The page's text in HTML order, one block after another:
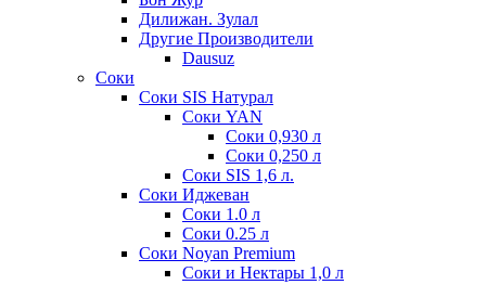
Дилижан. Зулал
Другие Производители
Dausuz
Соки
Соки SIS Натурал
Соки YAN
Соки 0,930 л
Соки 0,250 л
Соки SIS 1,6 л.
Соки Иджеван
Соки 1.0 л
Соки 0.25 л
Соки Noyan Premium
Соки и Нектары 1,0 л